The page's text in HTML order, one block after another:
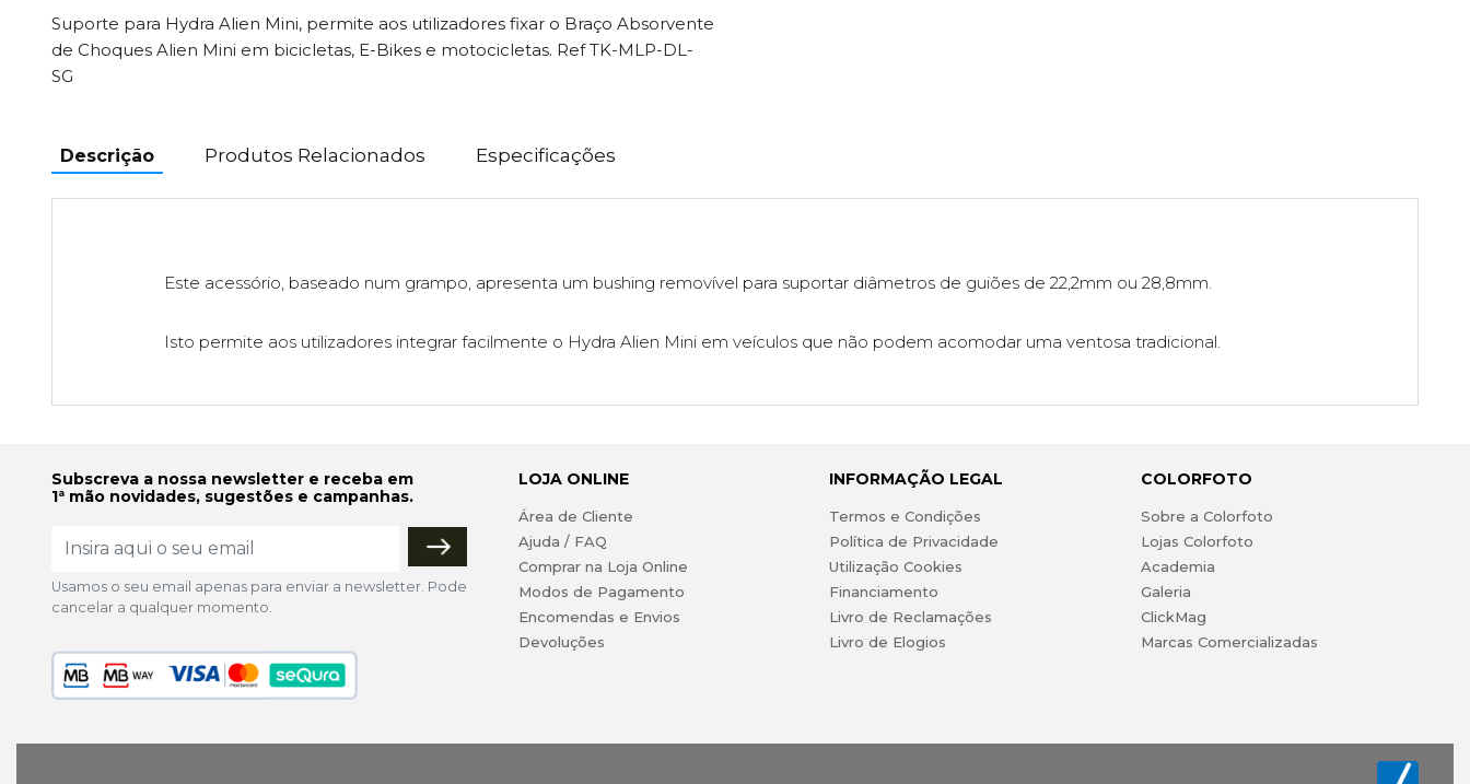
Suporte para Hydra Alien Mini, permite aos utilizadores fixar o Braço Absorvente
de Choques Alien Mini em bicicletas, E-Bikes e motocicletas. Ref TK-MLP-DL-
SG
Descrição Produtos Relacionados Especificações
Este acessório, baseado num grampo, apresenta um bushing removível para suportar diâmetros de guiões de 22,2mm ou 28,8mm.
Isto permite aos utilizadores integrar facilmente o Hydra Alien Mini em veículos que não podem acomodar uma ventosa tradicional.
Subscreva a nossa newsletter e receba em
1ª mão novidades, sugestões e campanhas.
Usamos o seu email apenas para enviar a newsletter. Pode
cancelar a qualquer momento.
LOJA ONLINE
Área de Cliente
Ajuda / FAQ
Comprar na Loja Online
Modos de Pagamento
Encomendas e Envios
Devoluções
INFORMAÇÃO LEGAL
Termos e Condições
Política de Privacidade
Utilização Cookies
Financiamento
Livro de Reclamações
Livro de Elogios
COLORFOTO
Sobre a Colorfoto
Lojas Colorfoto
Academia
Galeria
ClickMag
Marcas Comercializadas